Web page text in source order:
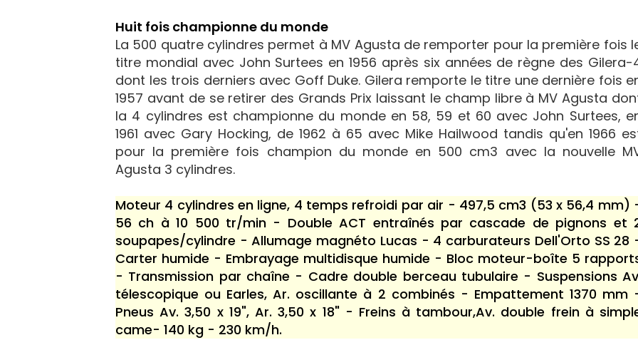
Huit fois championne du monde
La 500 quatre cylindres permet à MV Agusta de remporter pour la première fois
titre mondial avec John Surtees en 1956 après six années de règne des Gilera-
dont les trois derniers avec Goff Duke. Gilera remporte le titre une dernière fois
1957 avant de se retirer des Grands Prix laissant le champ libre à MV Agusta
la 4 cylindres est championne du monde en 58, 59 et 60 avec John Surtees,
1961 avec Gary Hocking, de 1962 à 65 avec Mike Hailwood tandis qu'en 1966
pour la première fois champion du monde en 500 cm3 avec la nouvelle
Agusta 3 cylindres.
Moteur 4 cylindres en ligne, 4 temps refroidi par air - 497,5 cm3 (53 x 56,4 mm)
56 ch à 10 500 tr/min - Double ACT entraînés par cascade de pignons et
soupapes/cylindre - Allumage magnéto Lucas - 4 carburateurs Dell'Orto SS 28
Carter humide - Embrayage multidisque humide - Bloc moteur-boîte 5
- Transmission par chaîne - Cadre double berceau tubulaire - Suspensions
télescopique ou Earles, Ar. oscillante à 2 combinés - Empattement 1370 mm
Pneus Av. 3,50 x 19", Ar. 3,50 x 18" - Freins à tambour,Av. double frein à
came- 140 kg - 230 km/h.